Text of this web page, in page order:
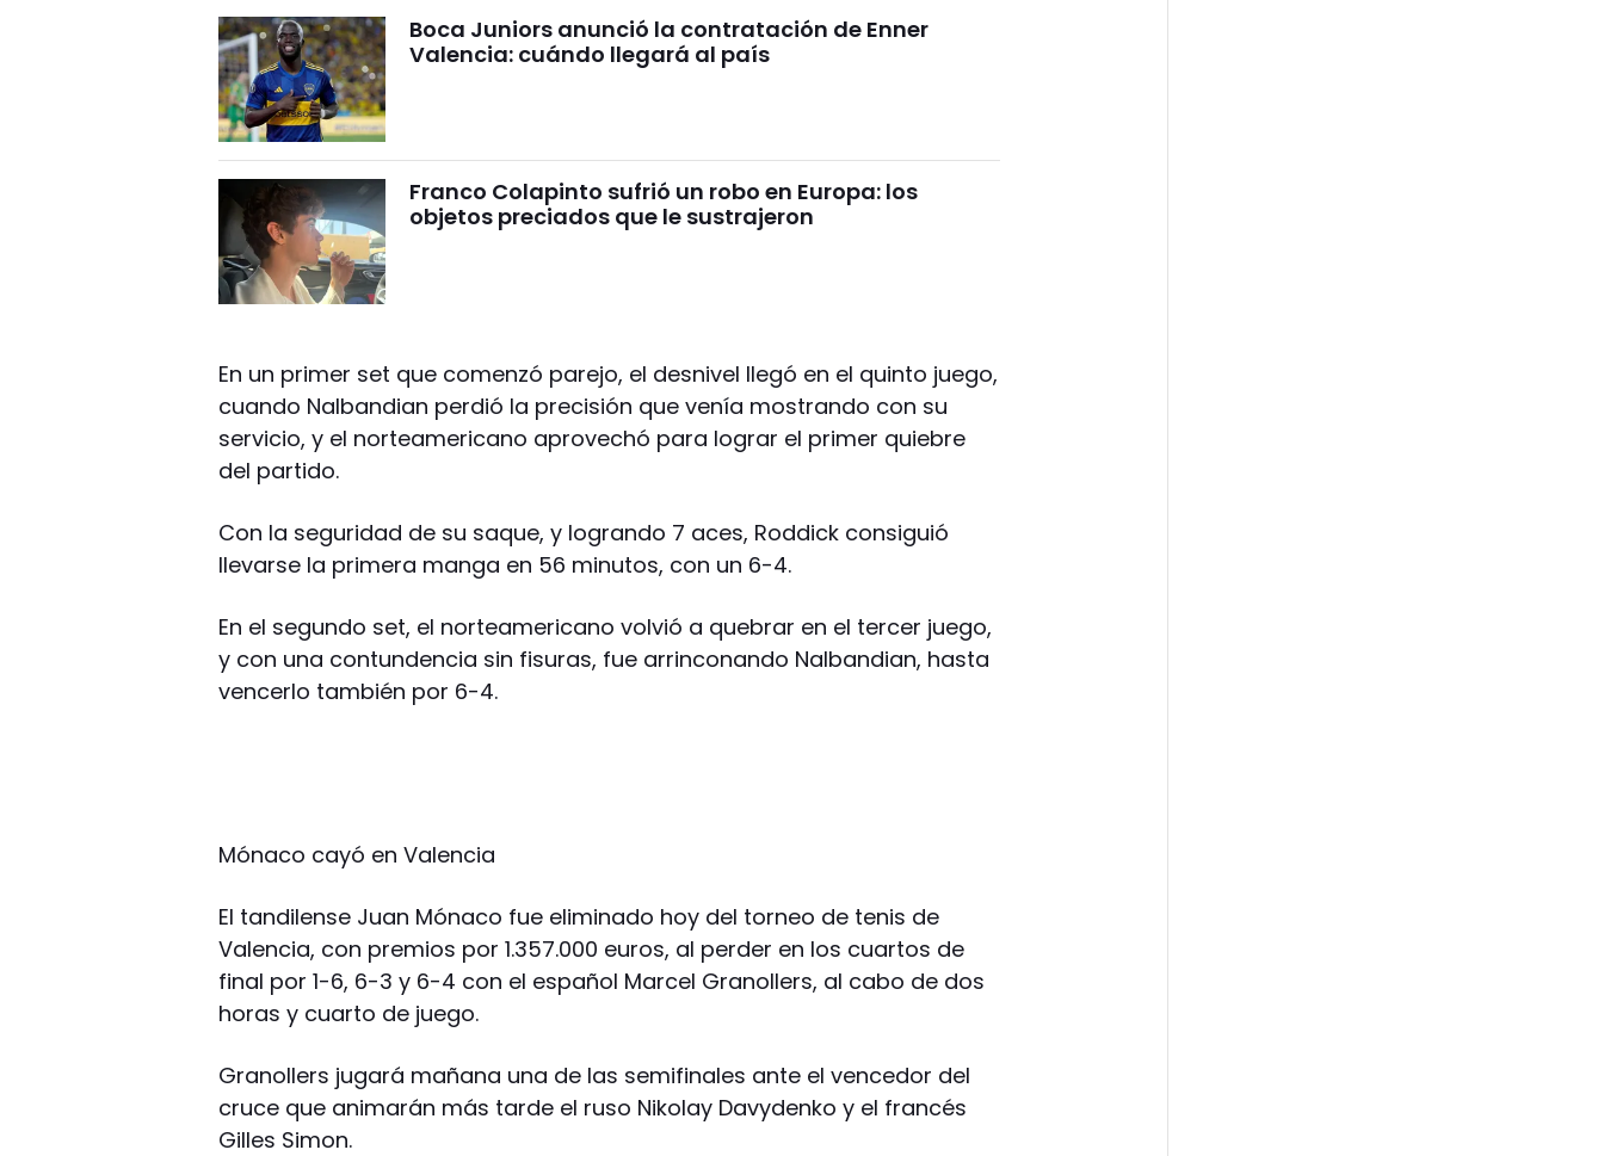
Boca Juniors anunció la contratación de Enner
Valencia: cuándo llegará al país
Franco Colapinto sufrió un robo en Europa: los
objetos preciados que le sustrajeron
En un primer set que comenzó parejo, el desnivel llegó en el quinto juego,
cuando Nalbandian perdió la precisión que venía mostrando con su
servicio, y el norteamericano aprovechó para lograr el primer quiebre
del partido.
Con la seguridad de su saque, y logrando 7 aces, Roddick consiguió
llevarse la primera manga en 56 minutos, con un 6-4.
En el segundo set, el norteamericano volvió a quebrar en el tercer juego,
y con una contundencia sin fisuras, fue arrinconando Nalbandian, hasta
vencerlo también por 6-4.
Mónaco cayó en Valencia
El tandilense Juan Mónaco fue eliminado hoy del torneo de tenis de
Valencia, con premios por 1.357.000 euros, al perder en los cuartos de
final por 1-6, 6-3 y 6-4 con el español Marcel Granollers, al cabo de dos
horas y cuarto de juego.
Granollers jugará mañana una de las semifinales ante el vencedor del
cruce que animarán más tarde el ruso Nikolay Davydenko y el francés
Gilles Simon.